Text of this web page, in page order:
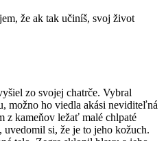
že ak tak učiníš, svoj život
zo svojej chatrče. Vybral
možno ho viedla akási neviditeľná
z kameňov ležať malé chlpaté
si, že je to jeho kožuch.